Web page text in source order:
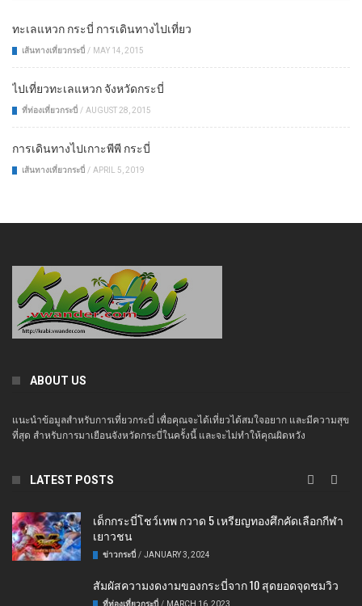
ทะเลแหวก กระบี่ การเดินทางไปเที่ยว
เส้นทางเที่ยวกระบี่ / MAY 14, 2015
ไปเที่ยวทะเลแหวก จังหวัดกระบี่
ที่ท่องเที่ยวกระบี่ / AUGUST 28, 2015
การเดินทางไปเกาะพีพี กระบี่
เส้นทางเที่ยวกระบี่ / APRIL 5, 2019
ABOUT US
แนะนำข้อมูลสำหรับการเที่ยวกระบี่ เพื่อคุณจะได้เที่ยวได้สมใจอยาก และมีความสุข
ที่สุด สำหรับการมาเยือนจังหวัดกระบี่ในครั้งนี้ และจะไม่ทำให้คุณผิดหวัง
LATEST POSTS
เด็กกระบี่โชว์เทพ กวาด 5 เหรียญทองศึกคัดเลือกกีฬา
เยาวชน
ข่าวกระบี่ / JANUARY 3, 2024
สัมผัสความงดงามของกระบี่จาก 10 สุดยอดจุดชมวิว
ที่ท่องเที่ยวกระบี่ / MARCH 16, 2023